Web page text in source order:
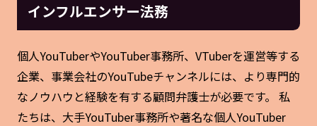
インフルエンサー法務
個人YouTuberやYouTuber事務所、VTuberを運営等する
企業、事業会社のYouTubeチャンネルには、より専門的
なノウハウと経験を有する顧問弁護士が必要です。 私
たちは、大手YouTuber事務所や著名な個人YouTuber